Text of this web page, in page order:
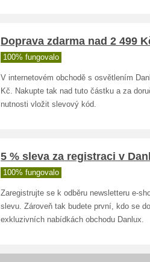
Doprava zdarma nad 2 499
100% fungovalo
V internetovém obchodě s osvětlením
Kč. Nakupte tak nad tuto částku a za
nutnosti vložit slevový kód.
5 % sleva za registraci v
100% fungovalo
Zaregistrujte se k odběru newsletteru e-
slevu. Zároveň tak budete první, kdo se
exkluzivních nabídkách obchodu Danlux.